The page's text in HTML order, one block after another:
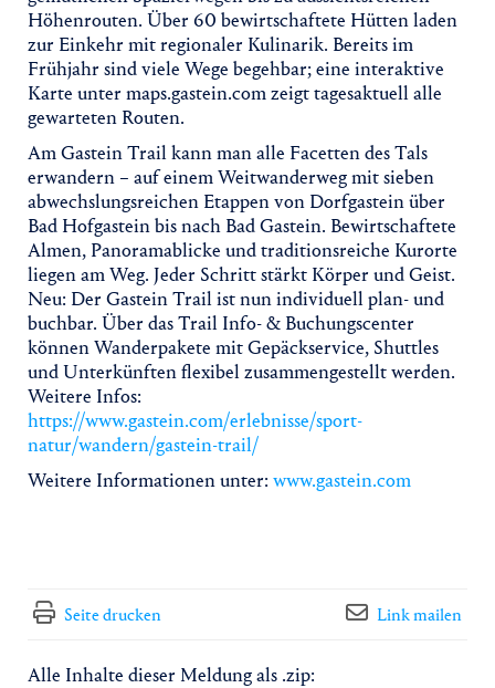
Höhenrouten. Über 60 bewirtschaftete Hütten laden
zur Einkehr mit regionaler Kulinarik. Bereits im
Frühjahr sind viele Wege begehbar; eine interaktive
Karte unter maps.gastein.com zeigt tagesaktuell alle
gewarteten Routen.
Am Gastein Trail kann man alle Facetten des Tals
erwandern – auf einem Weitwanderweg mit sieben
abwechslungsreichen Etappen von Dorfgastein über
Bad Hofgastein bis nach Bad Gastein. Bewirtschaftete
Almen, Panoramablicke und traditionsreiche Kurorte
liegen am Weg. Jeder Schritt stärkt Körper und Geist.
Neu: Der Gastein Trail ist nun individuell plan- und
buchbar. Über das Trail Info- & Buchungscenter
können Wanderpakete mit Gepäckservice, Shuttles
und Unterkünften flexibel zusammengestellt werden.
Weitere Infos:
https://www.gastein.com/erlebnisse/sport-
natur/wandern/gastein-trail/
Weitere Informationen unter: www.gastein.com
Seite drucken Link mailen
Alle Inhalte dieser Meldung als .zip: